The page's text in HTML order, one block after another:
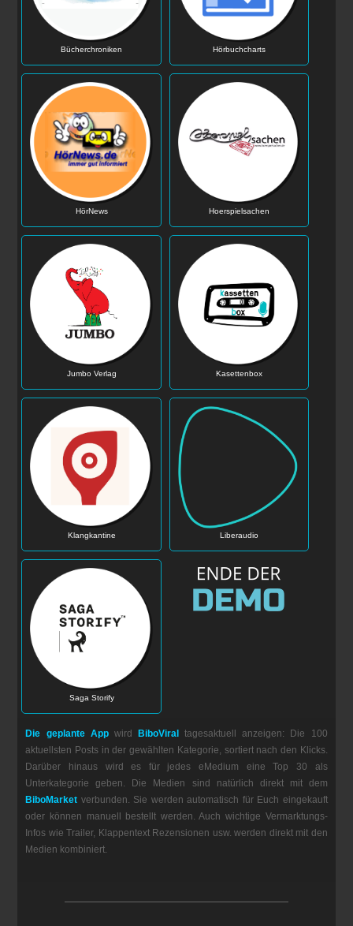
Bücherchroniken Hörbuchcharts
HörNews Hoerspielsachen
Jumbo Verlag Kasettenbox
Klangkantine Liberaudio
Saga Storify
Die geplante App wirdBiboViral tagesaktuell anzeigen: Die 100
aktuellsten Posts in der gewählten Kategorie, sortiert nach den Klicks.
Darüber hinaus wird es für jedes eMedium eine Top 30 als
Unterkategorie geben. Die Medien sind natürlich direkt mit dem
BiboMarket verbunden. Sie werden automatisch für Euch eingekauft
oder können manuell bestellt werden. Auch wichtige Vermarktungs-
Infos wie Trailer, Klappentext Rezensionen usw. werden direkt mit den
Medien kombiniert.